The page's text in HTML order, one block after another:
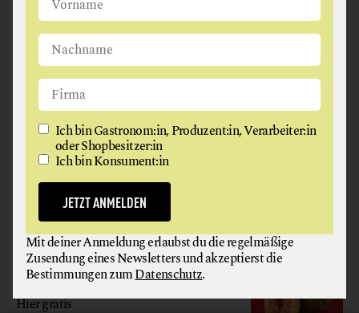
GAUMEN HOCH
MAGAZIN
Hier gratis
Ich bin Gastronom:in, Produzent:in, Verarbeiter:in oder
Shopbesitzer:in
Ich bin Konsument:in
JETZT ANMELDEN
Mit deiner Anmeldung erlaubst du die regelmäßige
Zusendung eines Newsletters und akzeptierst die
Bestimmungen zum
Datenschutz
Ich bin Gastronom:in, Produzent:in, Verarbeiter:in
oder Shopbesitzer:in
Ich bin Konsument:in
JETZT ANMELDEN
Mit deiner Anmeldung erlaubst du die regelmäßige
Zusendung eines Newsletters und akzeptierst die
Bestimmungen zumDatenschutz.